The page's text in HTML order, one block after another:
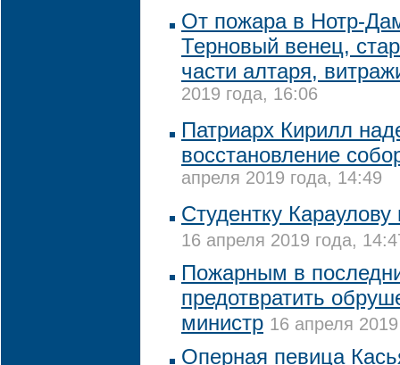
От пожара в Нотр-
Терновый венец,
части алтаря,
2019 года, 16:06
Патриарх Кирилл
восстановление
апреля 2019 года, 14:49
Студентку
16 апреля 2019 года,
Пожарным в
предотвратить
министр 16 апреля
Оперная певица